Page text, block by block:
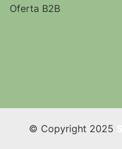
Oferta B2B
© Copyright 2025